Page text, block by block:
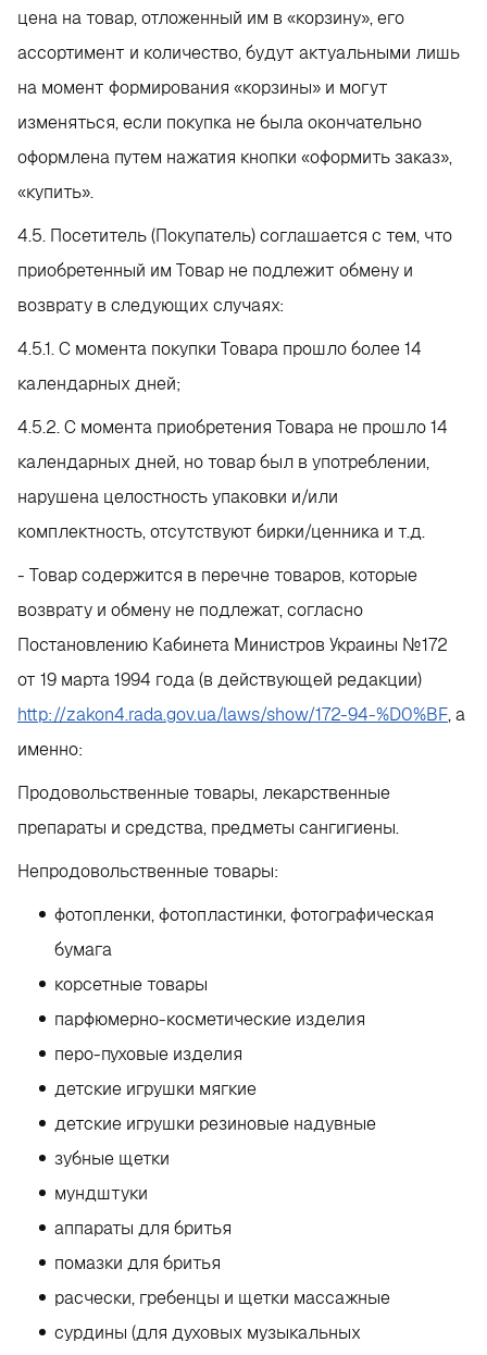
цена на товар, отложенный им в «корзину», его
ассортимент и количество, будут актуальными лишь
на момент формирования «корзины» и могут
изменяться, если покупка не была окончательно
оформлена путем нажатия кнопки «оформить заказ»,
«купить».
4.5. Посетитель (Покупатель) соглашается с тем, что
приобретенный им Товар не подлежит обмену и
возврату в следующих случаях:
4.5.1. С момента покупки Товара прошло более 14
календарных дней;
4.5.2. С момента приобретения Товара не прошло 14
календарных дней, но товар был в употреблении,
нарушена целостность упаковки и/или
комплектность, отсутствуют бирки/ценника и т.д.
- Товар содержится в перечне товаров, которые
возврату и обмену не подлежат, согласно
Постановлению Кабинета Министров Украины №172
от 19 марта 1994 года (в действующей редакции)
http://zakon4.rada.gov.ua/laws/show/172-94-%D0%BF, а
именно:
Продовольственные товары, лекарственные
препараты и средства, предметы сангигиены.
Непродовольственные товары:
фотопленки, фотопластинки, фотографическая
бумага
корсетные товары
парфюмерно-косметические изделия
перо-пуховые изделия
детские игрушки мягкие
детские игрушки резиновые надувные
зубные щетки
мундштуки
аппараты для бритья
помазки для бритья
расчески, гребенцы и щетки массажные
сурдины (для духовых музыкальных